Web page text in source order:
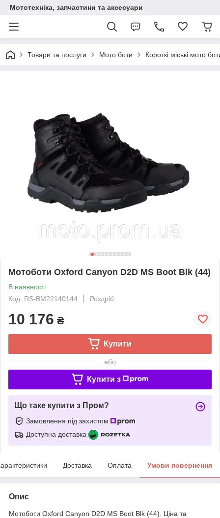
Мототехніка, запчастини та аксесуари
Товари та послуги Мото боти Короткі міські мото
Мотоботи Oxford Canyon D2D MS Boot Blk (44)
В наявності
Код: RS-BM22140144
Роздріб
10 176 ₴
Купити
або
Купити з
Що таке купити з Пром?
Замовлення під захистом
Доступна доставка
Доставка Оплата Умови повернення
Опис
Мотоботи Oxford Canyon D2D MS Boot Blk (44). Ціна та